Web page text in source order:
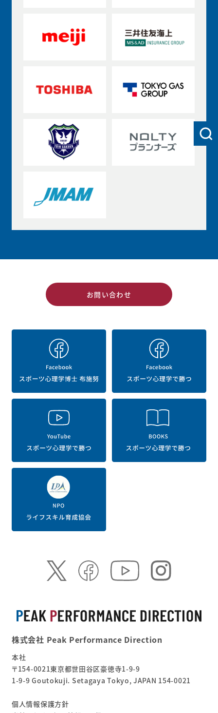
お問い合わせ
株式会社 Peak Performance Direction
本社
〒154-0021東京都世田谷区豪徳寺1-9-9
1-9-9 Goutokuji. Setagaya Tokyo, JAPAN 154-0021
個人情報保護方針